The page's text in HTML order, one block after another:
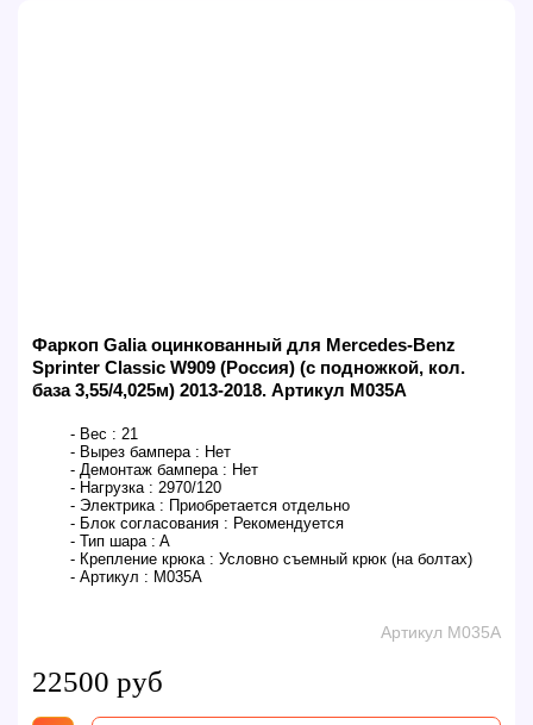
Фаркоп Galia оцинкованный для Mercedes-Benz
Sprinter Classic W909 (Россия) (с подножкой, кол.
база 3,55/4,025м) 2013-2018. Артикул M035A
- Вес : 21
- Вырез бампера : Нет
- Демонтаж бампера : Нет
- Нагрузка : 2970/120
- Электрика : Приобретается отдельно
- Блок согласования : Рекомендуется
- Тип шара : A
- Крепление крюка : Условно съемный крюк (на болтах)
- Артикул : M035A
Артикул M035A
22500 руб